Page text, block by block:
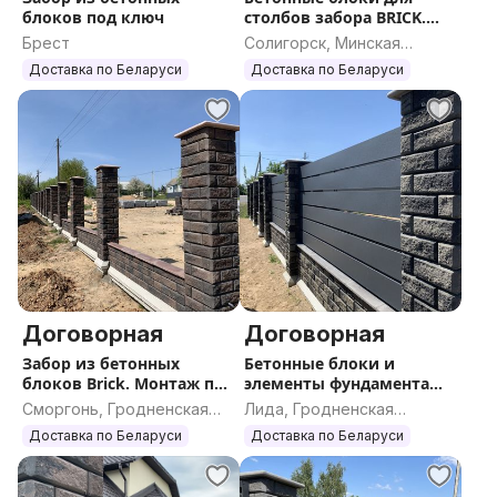
блоков под ключ
Брест
Доставка по Беларуси
столбов забора BRICK.
Собственно
производство.
Солигорск, Минская
область
Доставка по Беларуси
Договорная
Забор из бетонных
блоков Brick. Монтаж под
ключ.
Сморгонь, Гродненская
область
Доставка по Беларуси
Договорная
Бетонные блоки и
элементы фундамента
для заборов Brick.
Собственное
производство.
Лида, Гродненская
область
Доставка по Беларуси